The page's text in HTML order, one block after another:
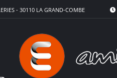
- 30110 LA GRAND-COMBE